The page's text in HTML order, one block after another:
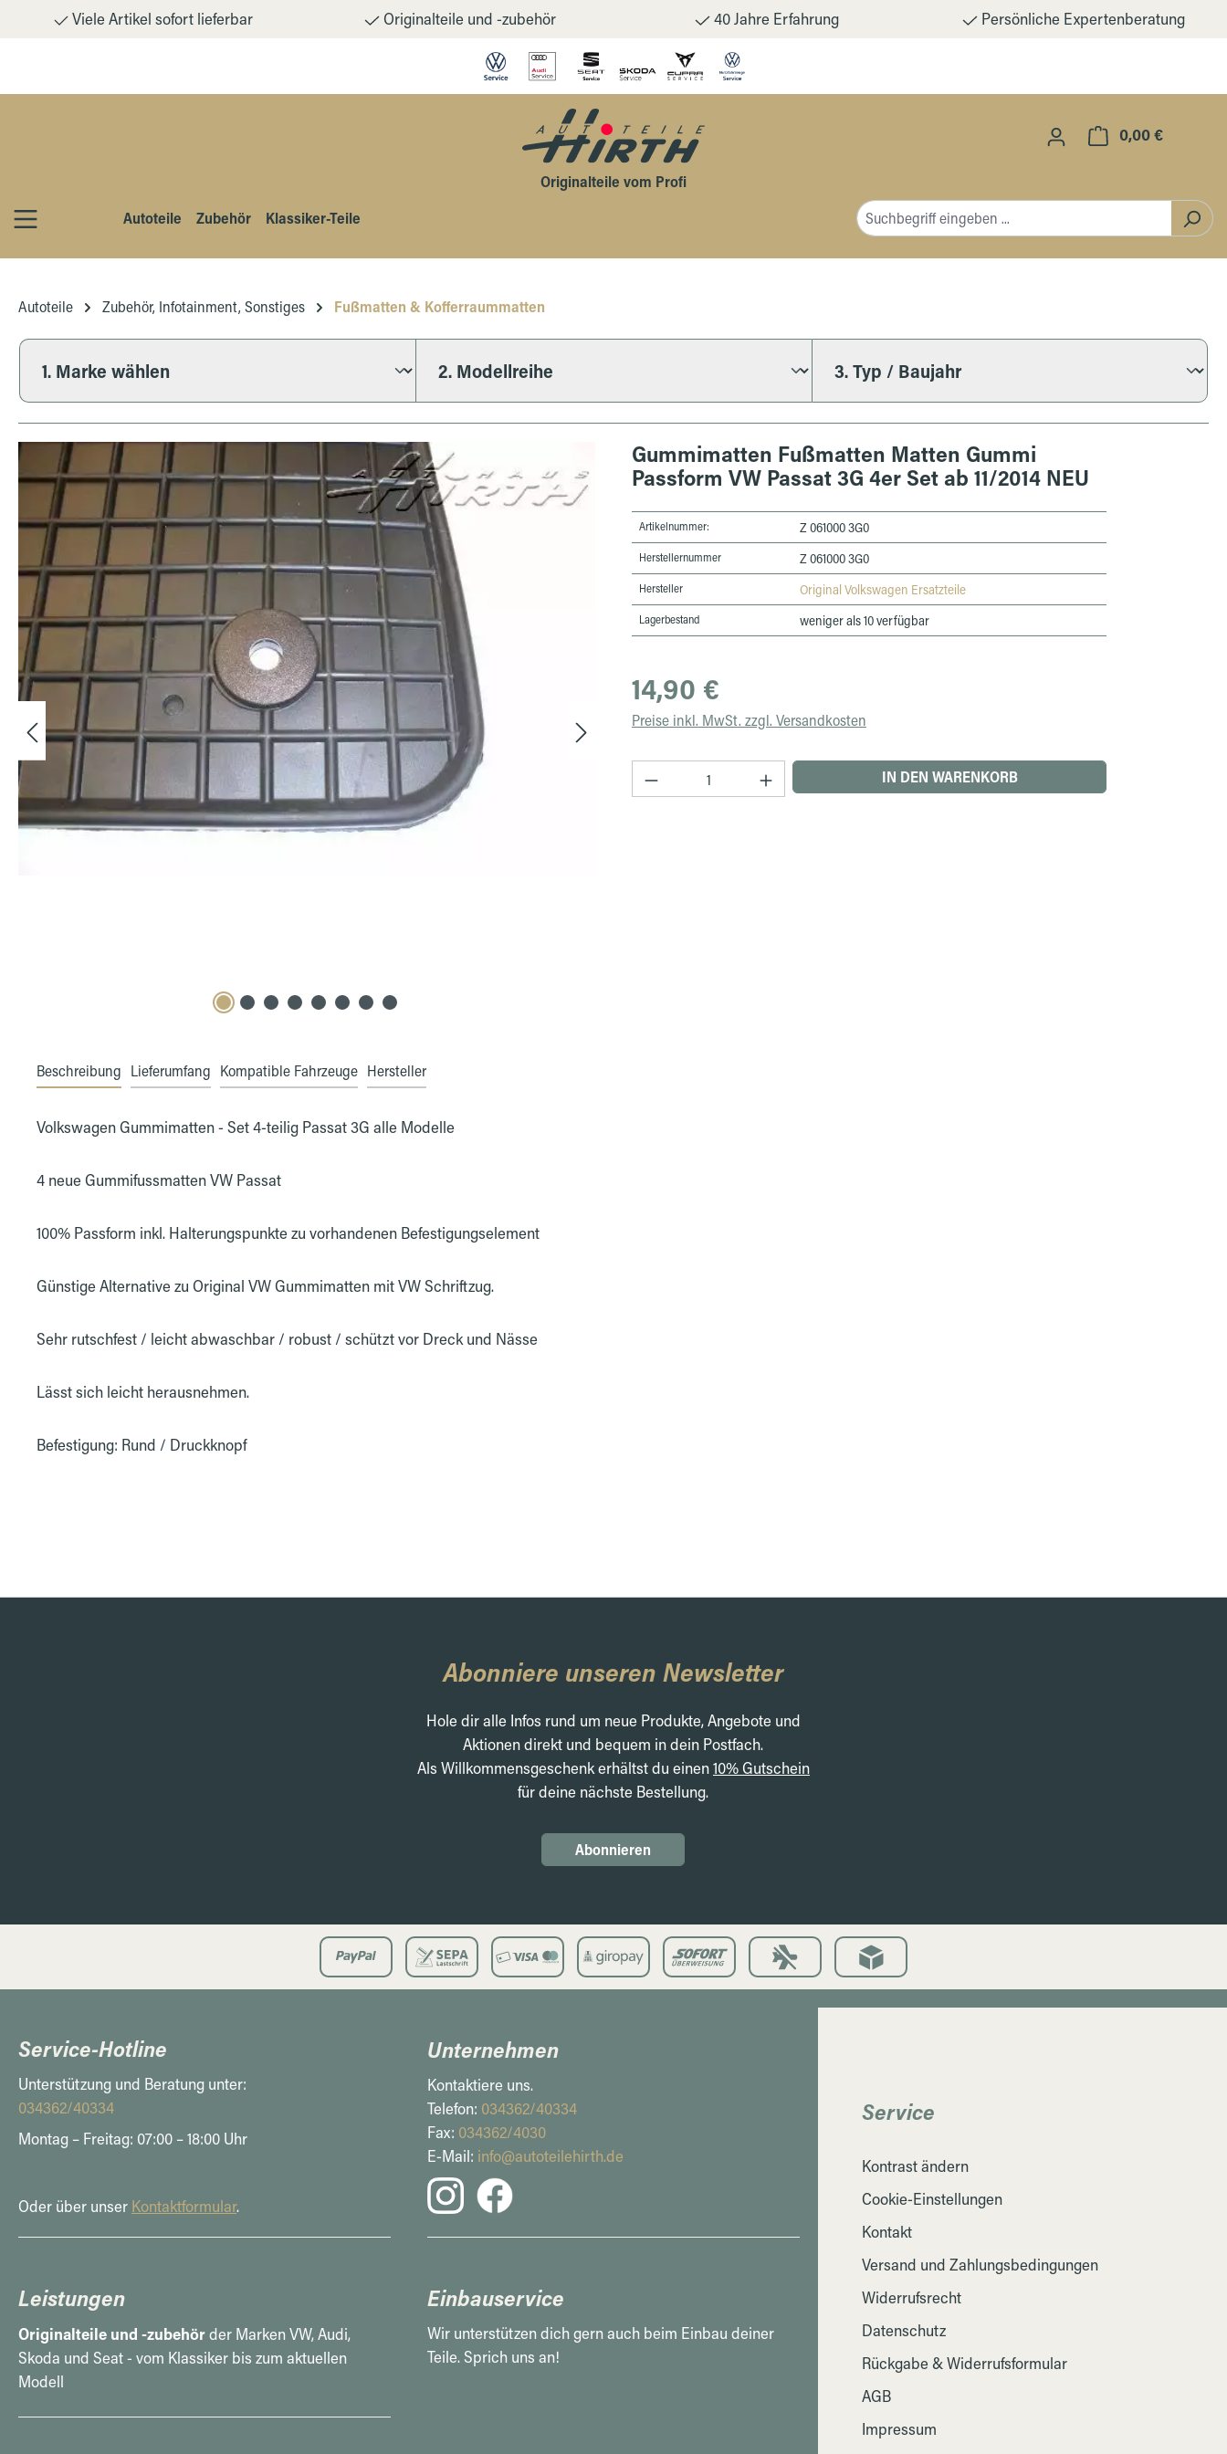
Hauptinhalt springen
Zur Suche springen
Zur Hauptnavigation springen
Viele Artikel sofort lieferbar Originalteile und -zubehör 40 Jahre Erfahrung Persönliche Expertenberatung
0,00 €
Originalteile vom Profi
Autoteile
Zubehör Klassiker-Teile
Autoteile Zubehör, Infotainment, Sonstiges Fußmatten & Kofferraummatten
Bildergalerie überspringen
Gummimatten Fußmatten Matten Gummi
Passform VW Passat 3G 4er Set ab 11/2014 NEU
Artikelnummer: Z 061000 3G0
Herstellernummer Z 061000 3G0
Hersteller Original Volkswagen Ersatzteile
Lagerbestand weniger als 10 verfügbar
Regulärer Preis:
14,90 €
Preise inkl. MwSt. zzgl. Versandkosten
Produkt Anzahl: Gib den gewünschten Wert ein oder benutze
IN DEN WARENKORB
Beschreibung Lieferumfang Kompatible Fahrzeuge Hersteller
Volkswagen Gummimatten - Set 4-teilig Passat 3G alle Modelle
4 neue Gummifussmatten VW Passat
100% Passform inkl. Halterungspunkte zu vorhandenen Befestigungselement
Günstige Alternative zu Original VW Gummimatten mit VW Schriftzug.
Sehr rutschfest / leicht abwaschbar / robust / schützt vor Dreck und Nässe
Lässt sich leicht herausnehmen.
Befestigung: Rund / Druckknopf
Abonniere unseren Newsletter
Hole dir alle Infos rund um neue Produkte, Angebote und
Aktionen direkt und bequem in dein Postfach.
Als Willkommensgeschenk erhältst du einen10% Gutschein
für deine nächste Bestellung.
Abonnieren
Service-Hotline
Unterstützung und Beratung unter:
034362/40334
Montag – Freitag: 07:00 – 18:00 Uhr
Oder über unser Kontaktformular.
Unternehmen
Kontaktiere uns.
Telefon: 034362/40334
Fax: 034362/4030
E-Mail: info@autoteilehirth.de
Leistungen
Originalteile und -zubehörder Marken VW, Audi,
Skoda und Seat - vom Klassiker bis zum aktuellen
Modell
Einbauservice
Wir unterstützen dich gern auch beim Einbau deiner
Teile. Sprich uns an!
Service
Kontrast ändern
Cookie-Einstellungen
Kontakt
Versand und Zahlungsbedingungen
Widerrufsrecht
Datenschutz
Rückgabe & Widerrufsformular
AGB
Impressum